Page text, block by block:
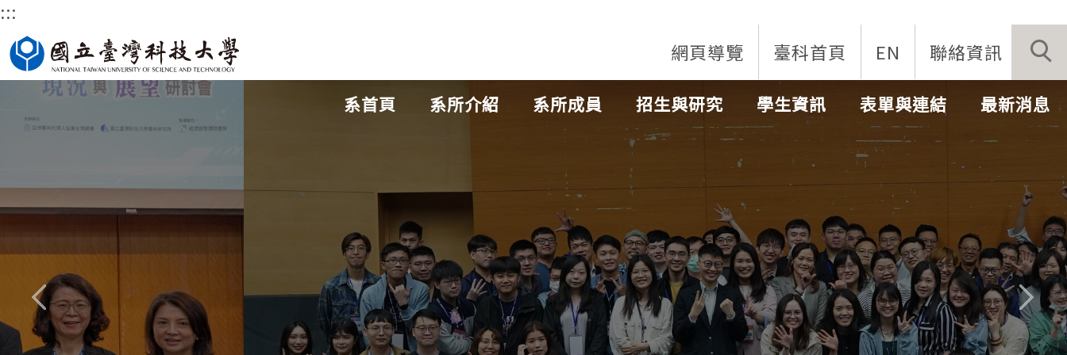
跳
到
主
:::
國立臺灣科技大學首頁 網頁導覽 臺科首頁 EN 聯絡資訊
系首頁 系所介紹 系所成員 招生與研究 學生資訊 表單與連結 最新消息